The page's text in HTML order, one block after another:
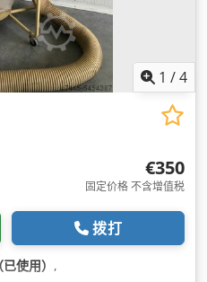
1 /4
€350
固定价格 不含增值税
拨打
使用） ,